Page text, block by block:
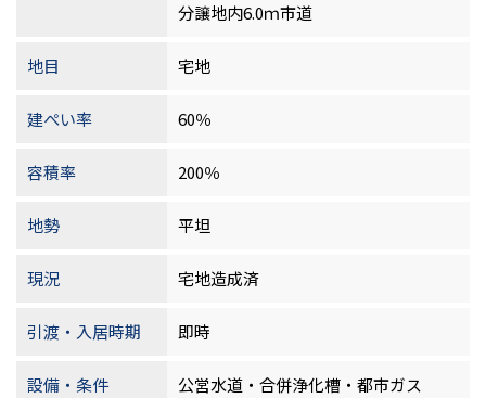
分譲地内6.0ｍ市道
地目 宅地
建ぺい率 60％
容積率 200％
地勢 平坦
現況 宅地造成済
引渡・入居時期 即時
設備・条件
公営水道・合併浄化槽・都市ガス